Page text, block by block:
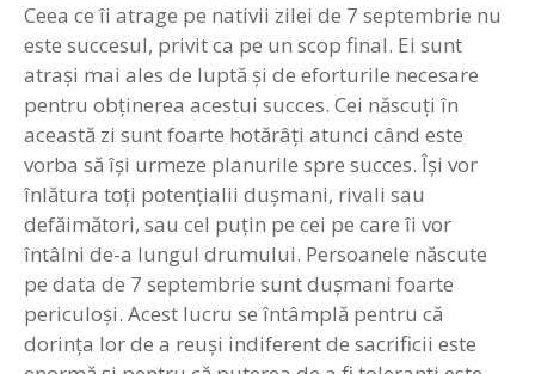
Ceea ce îi atrage pe nativii zilei de 7 septembrie nu
este succesul, privit ca pe un scop final. Ei sunt
atraşi mai ales de luptă şi de eforturile necesare
pentru obţinerea acestui succes. Cei născuţi în
această zi sunt foarte hotărâţi atunci când este
vorba să îşi urmeze planurile spre succes. Îşi vor
înlătura toţi potenţialii duşmani, rivali sau
defăimători, sau cel puţin pe cei pe care îi vor
întâlni de-a lungul drumului. Persoanele născute
pe data de 7 septembrie sunt duşmani foarte
periculoşi. Acest lucru se întâmplă pentru că
dorinţa lor de a reuşi indiferent de sacrificii este